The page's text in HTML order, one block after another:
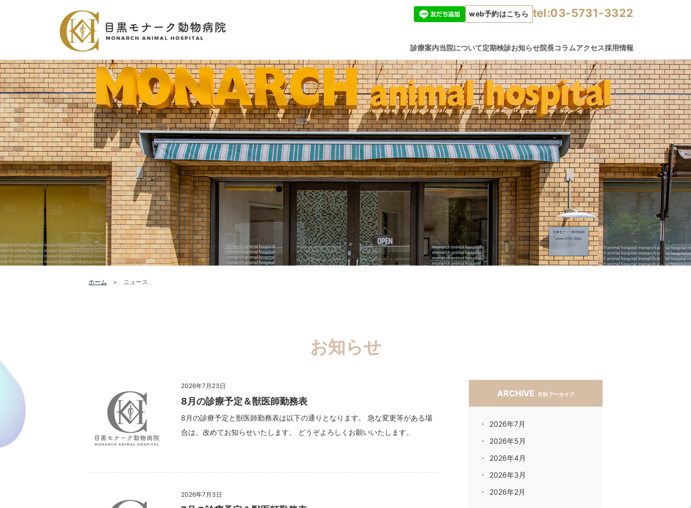
web予約はこちら tel:03-5731-3322
診療案内当院について定期検診お知らせ院長コラムアクセス採用情報
ホーム > ニュース
お知らせ
2026年7月23日
8月の診療予定＆獣医師勤務表
8月の診療予定と獣医師勤務表は以下の通りとなります。 急な変更等がある場
合は、改めてお知らせいたします。 どうぞよろしくお願いいたします。
2026年7月3日
ARCHIVE 月別 アーカイブ
2026年7月
2026年5月
2026年4月
2026年3月
2026年2月